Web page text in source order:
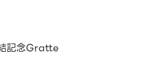
記念Gratte